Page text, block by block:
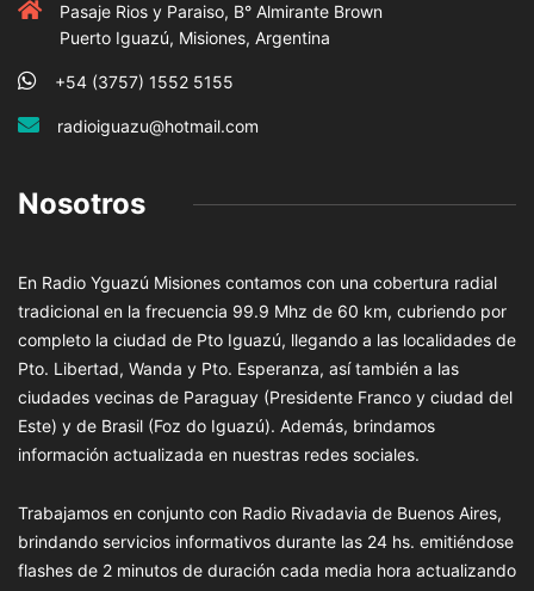
Pasaje Rios y Paraiso, B° Almirante Brown
Puerto Iguazú, Misiones, Argentina
+54 (3757) 1552 5155
radioiguazu@hotmail.com
Nosotros
En Radio Yguazú Misiones contamos con una cobertura radial
tradicional en la frecuencia 99.9 Mhz de 60 km, cubriendo por
completo la ciudad de Pto Iguazú, llegando a las localidades de
Pto. Libertad, Wanda y Pto. Esperanza, así también a las
ciudades vecinas de Paraguay (Presidente Franco y ciudad del
Este) y de Brasil (Foz do Iguazú). Además, brindamos
información actualizada en nuestras redes sociales.
Trabajamos en conjunto con Radio Rivadavia de Buenos Aires,
brindando servicios informativos durante las 24 hs. emitiéndose
flashes de 2 minutos de duración cada media hora actualizando